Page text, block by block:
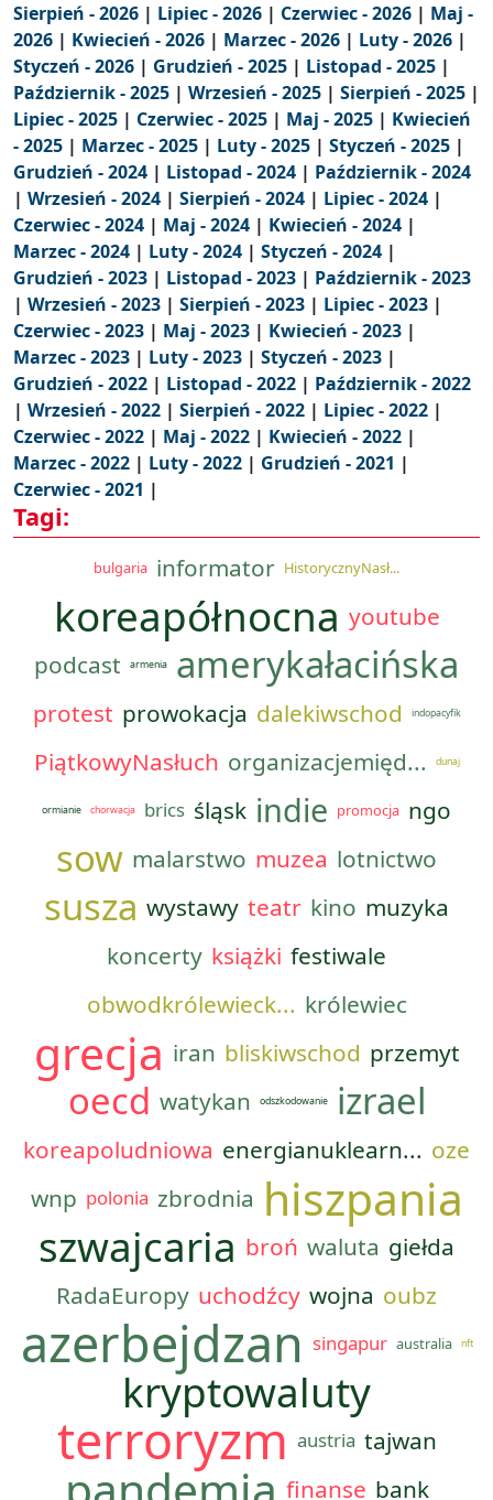
Sierpień - 2026 | Lipiec - 2026 | Czerwiec - 2026 | Maj -
2026 | Kwiecień - 2026 | Marzec - 2026 | Luty - 2026 |
Styczeń - 2026 | Grudzień - 2025 | Listopad - 2025 |
Październik - 2025 | Wrzesień - 2025 | Sierpień - 2025 |
Lipiec - 2025 | Czerwiec - 2025 | Maj - 2025 | Kwiecień
- 2025 | Marzec - 2025 | Luty - 2025 | Styczeń - 2025 |
Grudzień - 2024 | Listopad - 2024 | Październik - 2024
| Wrzesień - 2024 | Sierpień - 2024 | Lipiec - 2024 |
Czerwiec - 2024 | Maj - 2024 | Kwiecień - 2024 |
Marzec - 2024 | Luty - 2024 | Styczeń - 2024 |
Grudzień - 2023 | Listopad - 2023 | Październik - 2023
| Wrzesień - 2023 | Sierpień - 2023 | Lipiec - 2023 |
Czerwiec - 2023 | Maj - 2023 | Kwiecień - 2023 |
Marzec - 2023 | Luty - 2023 | Styczeń - 2023 |
Grudzień - 2022 | Listopad - 2022 | Październik - 2022
| Wrzesień - 2022 | Sierpień - 2022 | Lipiec - 2022 |
Czerwiec - 2022 | Maj - 2022 | Kwiecień - 2022 |
Marzec - 2022 | Luty - 2022 | Grudzień - 2021 |
Czerwiec - 2021 |
Tagi:
bulgaria informator HistorycznyNasł...
koreapółnocna youtube
podcast
armenia amerykałacińska
protest prowokacja dalekiwschod indopacyfik
PiątkowyNasłuch organizacjemięd... dunaj
ormianie chorwacja brics śląsk indie promocja ngo
sow malarstwo muzea lotnictwo
susza wystawy teatr kino muzyka
koncerty książki festiwale
obwodkrólewieck... królewiec
grecja iran bliskiwschod przemyt
oecd watykan odszkodowanie izrael
koreapoludniowa energianuklearn... oze
wnp polonia zbrodnia hiszpania
szwajcaria broń waluta giełda
RadaEuropy uchodźcy wojna oubz
azerbejdzan singapur australia nft
kryptowaluty
terroryzm austria tajwan
finanse bank